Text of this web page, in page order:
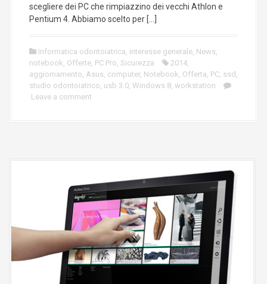
scegliere dei PC che rimpiazzino dei vecchi Athlon e
Pentium 4. Abbiamo scelto per […]
Informatica odontoiatrica, interesse generale, News,
notebook, Offerte, PC Pro, Sicurezza 2014,
aggiornamento, Asus, computer, Notebook, Offerta, PC, ssd ,
studio odontoiatrico, usb 3.0, Windows 8, workstation
Leave a comment